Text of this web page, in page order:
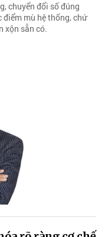
chuyển đổi số đúng
mù hệ thống, chứ
xộn sẵn có.